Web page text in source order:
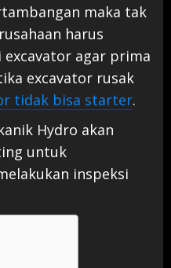
maka tak
harus
agar prima
excavator rusak
tidak bisa starter.
Hydro akan
untuk
inspeksi